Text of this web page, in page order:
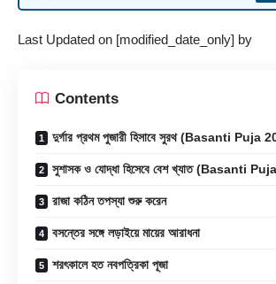
Last Updated on [modified_date_only] by
Contents
দুর্গার প্রথম পুজারী হিসাবে সুরথ (Basanti Puja
সুশাসক ও যোদ্ধা হিসেবে বেশ খ্যাত (Basanti
রাজা কঠিন তপস্যা শুরু করেন
বসন্তের সঙ্গে লড়াইয়ে মায়ের আরাধনা
শরৎকালে হত নবপত্রিকা পূজা